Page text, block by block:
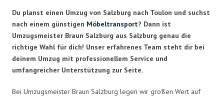
Du planst einen Umzug von Salzburg nach Toulon und suchst
nach einem günstigen Möbeltransport? Dann ist
Umzugsmeister Braun Salzburg aus Salzburg genau die
richtige Wahl für dich! Unser erfahrenes Team steht dir bei
deinem Umzug mit professionellem Service und
umfangreicher Unterstützung zur Seite.
Bei Umzugsmeister Braun Salzburg legen wir großen Wert auf